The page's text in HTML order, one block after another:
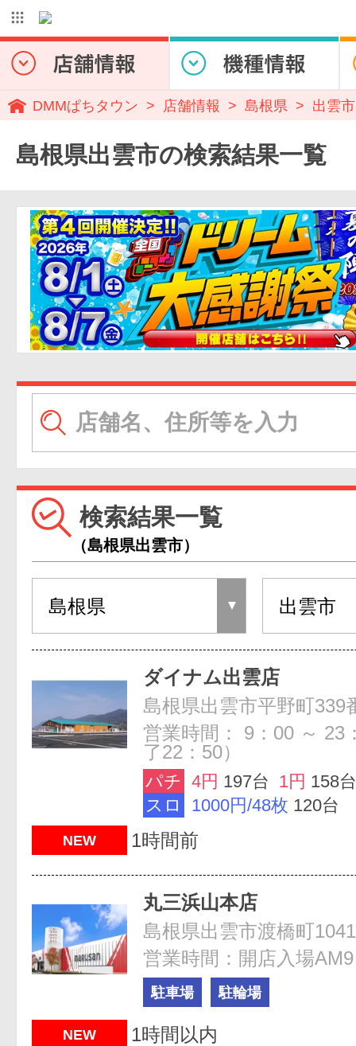
DMMぱちタウン 店舗情報 島根県 出雲市
島根県出雲市の検索結果一覧
検索結果一覧
（島根県出雲市）
ダイナム出雲店
島根県出雲市平野町339
営業時間： 9：00 ～ 23
了22：50）
パチ 4円 197台 1円 158台
スロ
1000円/48枚 120台
NEW 1時間前
丸三浜山本店
島根県出雲市渡橋町
営業時間：開店入場
駐車場 駐輪場
NEW 1時間以内